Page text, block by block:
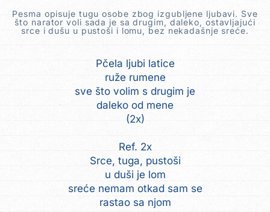
Pesma opisuje tugu osobe zbog izgubljene ljubavi. Sve
što narator voli sada je sa drugim, daleko, ostavljajući
srce i dušu u pustoši i lomu, bez nekadašnje sreće.
Pčela ljubi latice
ruže rumene
sve što volim s drugim je
daleko od mene
(2x)
Ref. 2x
Srce, tuga, pustoši
u duši je lom
sreće nemam otkad sam se
rastao sa njom